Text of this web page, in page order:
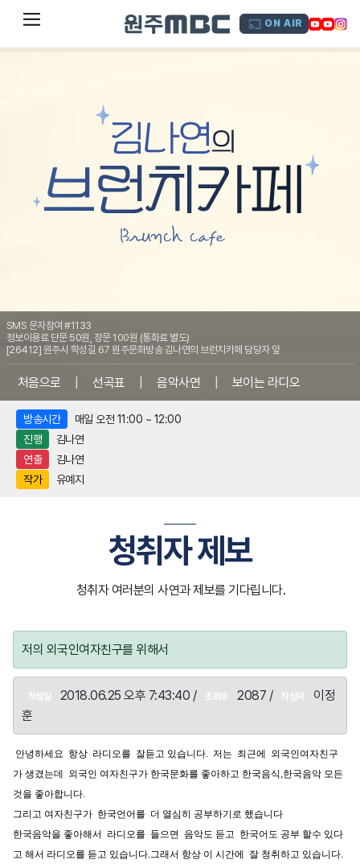
dehaze ON AIR
SMS 문자참여 #1133
정보이용료 단문 50원, 장문 100원 (통화료 별도)
[26412] 원주시 학성길 67 원주문화방송 김나연의 브런치카페 담당자 앞
처음으로 선곡표 음악사연 보이는 라디오
방송시간
매일 오전 11:00 ~ 12:00
진행
김나연
연출
김나연
작가
유예지
청취자 제보
청취자 여러분의 사연과 제보를 기다립니다.
저의 외국인여자친구를 위해서
작성일 2018.06.25 오후 7:43:40 / 조회수 2087 / 작성자
이정
훈
안녕하세요 항상 라디오를 잘듣고 있습니다. 저는 최근에 외국인여자친구
가 생겼는데 외국인 여자친구가 한국문화를 좋아하고 한국음식,한국음악 모든
것을 좋아합니다.
그리고 여자친구가 한국언어를 더 열심히 공부하기로 했습니다
한국음악을 좋아해서 라디오를 들으면 음악도 듣고 한국어도 공부 할수 있다
고 해서 라디오를 듣고 있습니다.그래서 항상 이 시간에 잘 청취하고 있습니다.